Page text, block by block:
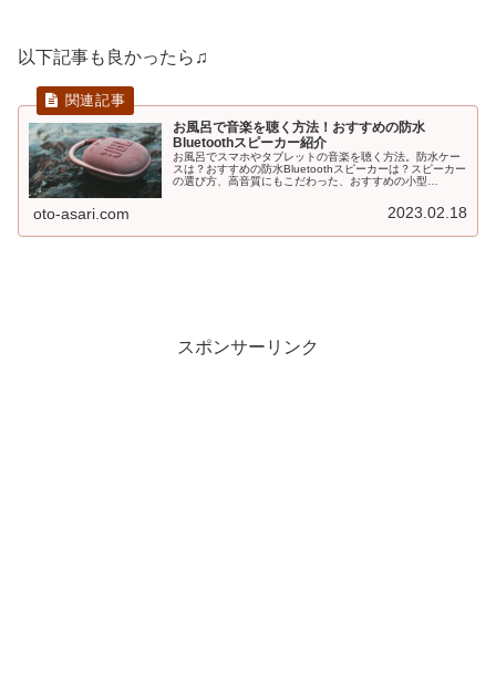
以下記事も良かったら♫
お風呂で音楽を聴く方法！おすすめの防水
Bluetoothスピーカー紹介
お風呂でスマホやタブレットの音楽を聴く方法。防水ケー
スは？おすすめの防水Bluetoothスピーカーは？スピーカー
の選び方、高音質にもこだわった、おすすめの小型
oto-asari.com 2023.02.18
スポンサーリンク